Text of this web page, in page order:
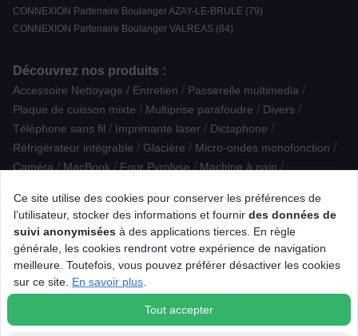
Ce site utilise des cookies pour conserver les préférences de
l’utilisateur, stocker des informations et fournir des données de
suivi anonymisées à des applications tierces. En règle
générale, les cookies rendront votre expérience de navigation
meilleure. Toutefois, vous pouvez préférer désactiver les cookies
sur ce site. En savoir plus
Tout accepter
CONNEXION Partenaire Boulanger AZAY-LE-BRULE (79)
CONNEXION Partenaire Boulanger VALREAS (84)
Découvrez nos produits :
Accessoire Nettoyage / Entretien / Passerelle multimedia /
Plaque de cuisson mixte / Multiprise parafoudre / Divers /
Téléphone sans fil / Imprimante laser / Dictaphone /
Réfrigérateur intégrable / Glacière / Micro-ondes monofonction /
Caméra / MacBook / Four Pyrolyse / Machine à pain /
Sorbetière / machine à granité Nettoyeur /
Accessoire téléphonie
Connectique audio Humidificateur Mixeur
Casque filaire Arceau / Alimentation & connectique /
Yaourtière / fromagère / Casque sans fil et ANC Intra-auriculaire